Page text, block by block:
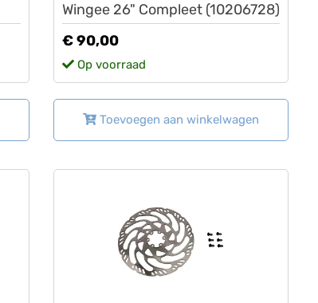
Wingee 26" Compleet (10206728)
€ 90,00
Op voorraad
Toevoegen aan winkelwagen